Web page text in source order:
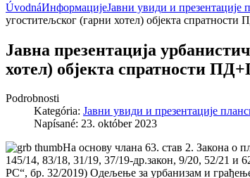
ÚvodnáИнформацијеЈавни увиди и презентације
угоститељског (гарни хотел) објекта
Јавна презентација
хотел) објекта спратности
Podrobnosti
Kategória: Јавни увиди и презентације
Napísané: 23. október 2023
На основу члана 63. став 2. Закона о
145/14, 83/18, 31/19, 37/19-др.закон, 9/20, 52/21 и
РС“, бр. 32/2019) Одељење за урбанизам и